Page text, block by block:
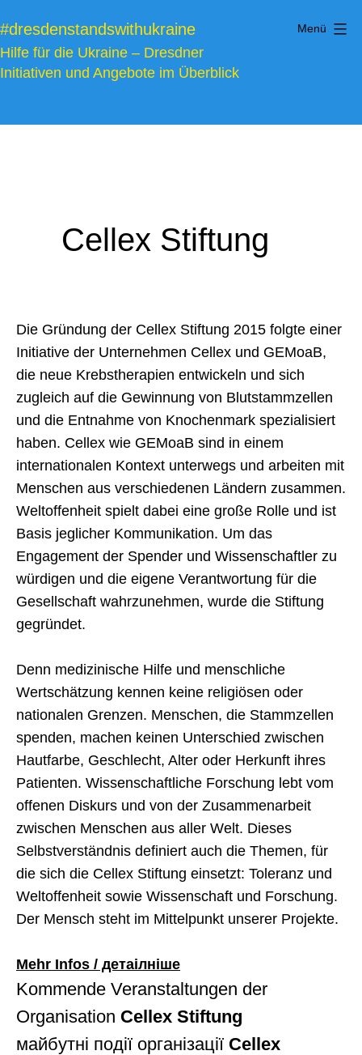
Inhalt
springen
#dresdenstandswithukraine
Hilfe für die Ukraine – Dresdner
Initiativen und Angebote im Überblick
Menü
Cellex Stiftung
Die Gründung der Cellex Stiftung 2015 folgte einer
Initiative der Unternehmen Cellex und GEMoaB,
die neue Krebstherapien entwickeln und sich
zugleich auf die Gewinnung von Blutstammzellen
und die Entnahme von Knochenmark spezialisiert
haben. Cellex wie GEMoaB sind in einem
internationalen Kontext unterwegs und arbeiten mit
Menschen aus verschiedenen Ländern zusammen.
Weltoffenheit spielt dabei eine große Rolle und ist
Basis jeglicher Kommunikation. Um das
Engagement der Spender und Wissenschaftler zu
würdigen und die eigene Verantwortung für die
Gesellschaft wahrzunehmen, wurde die Stiftung
gegründet.
Denn medizinische Hilfe und menschliche
Wertschätzung kennen keine religiösen oder
nationalen Grenzen. Menschen, die Stammzellen
spenden, machen keinen Unterschied zwischen
Hautfarbe, Geschlecht, Alter oder Herkunft ihres
Patienten. Wissenschaftliche Forschung lebt vom
offenen Diskurs und von der Zusammenarbeit
zwischen Menschen aus aller Welt. Dieses
Selbstverständnis definiert auch die Themen, für
die sich die Cellex Stiftung einsetzt: Toleranz und
Weltoffenheit sowie Wissenschaft und Forschung.
Der Mensch steht im Mittelpunkt unserer Projekte.
Mehr Infos / детаілніше
Kommende Veranstaltungen der
Organisation Cellex Stiftung
майбутні події організації Cellex